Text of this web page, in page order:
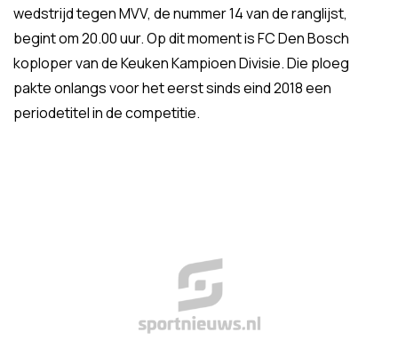
wedstrijd tegen MVV, de nummer 14 van de ranglijst,
begint om 20.00 uur. Op dit moment is FC Den Bosch
koploper van de Keuken Kampioen Divisie. Die ploeg
pakte onlangs voor het eerst sinds eind 2018 een
periodetitel in de competitie.